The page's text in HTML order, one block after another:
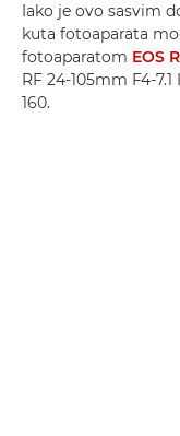
Iako je ovo sasvim
kuta fotoaparata
fotoaparatom EOS
RF 24-105mm F4-7.1
160.